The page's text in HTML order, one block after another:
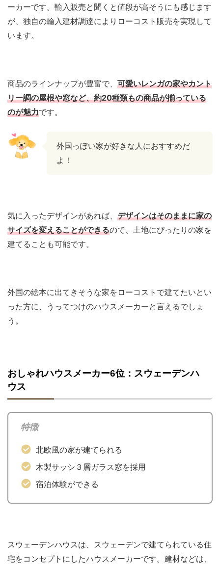
ーカーです。輸入販売と聞くと値段が高そうにも感じます
が、独自の輸入建材調達によりローコスト販売を実現して
います。
商品のラインナップが豊富で、 可愛いレンガの家やカント
リー調の屋根や窓など、約20種類もの商品が揃っている
のが魅力です。
外国っぽい家が好きな人におすすめだ
よ！
気に入ったデザインがあれば、 デザインはそのままに家の
サイズを変えることができるので、土地にぴったりの家を
建てることも可能です。
外国の絵本に出てきそうな家をローコストで建てたいとい
った方に、うってつけのハウスメーカーと言えるでしょ
う。
おしゃれハウスメーカー6位：スウェーデンハ
ウス
特徴
北欧風の家が建てられる
木製サッシ３層ガラス窓を採用
宿泊体験ができる
スウェーデンハウスは、スウェーデンで建てられている住
宅をコンセプトにしたハウスメーカーです。建材などは、